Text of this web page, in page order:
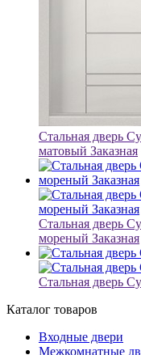
Стальная дверь
матовый Заказная
Стальная дверь
мореный Заказная
Стальная дверь
Каталог товаров
Входные двери
Межкомнатные